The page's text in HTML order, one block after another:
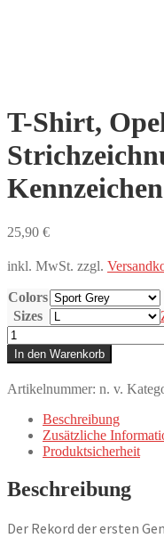
T-Shirt,
25,90 €
inkl. MwSt. zzgl.
Colors
Sizes
T-
Shirt,
Opel
Rekord
A,
Strichzeichnung,
Kennzeichen
Menge
In den Warenkorb
Artikelnummer: n. v.
Beschreibung
Zusätzliche
Produktsicherheit
Beschreibung
Der Rekord der ersten